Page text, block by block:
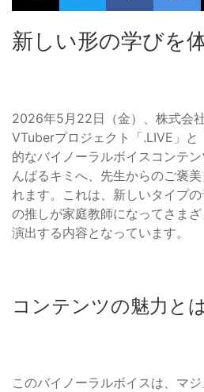
新しい形の学びを
2026年5月22日（金）、株式会
VTuberプロジェクト「.LIVE」と
的なバイノーラルボイスコンテ
んばるキミへ、先生からのご褒
れます。これは、新しいタイプ
の推しが家庭教師になってさま
演出する内容となっています。
コンテンツの魅力と
このバイノーラルボイスは、マ